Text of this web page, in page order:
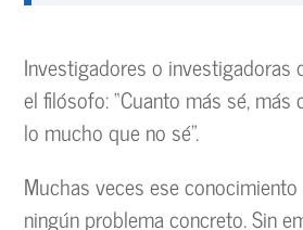
Investigadores o investigadoras
el filósofo: “Cuanto más sé,
lo mucho que no sé”.
Muchas veces ese
ningún problema concreto. Sin